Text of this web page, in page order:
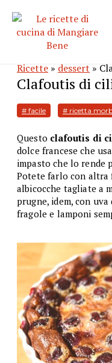
Ricette » dessert »
Clafoutis di
# facile # ricetta
Questo clafoutis di
dolce francese che
impasto che lo rende
Potete farlo con altra
albicocche tagliate a
prugne, idem, con
fragole e lamponi